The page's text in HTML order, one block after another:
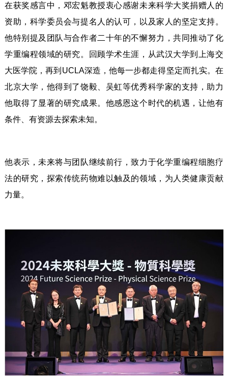
在获奖感言中，邓宏魁教授衷心感谢未来科学大奖捐赠人的
资助，科学委员会与提名人的认可，以及家人的坚定支持。
他特别提及团队与合作者二十年的不懈努力，共同推动了化
学重编程领域的研究。回顾学术生涯，从武汉大学到上海交
大医学院，再到UCLA深造，他每一步都走得坚定而扎实。在
北京大学，他得到了饶毅、吴虹等优秀科学家的支持，助力
他取得了显著的研究成果。他感恩这个时代的机遇，让他有
条件、有资源去探索未知。
他表示，未来将与团队继续前行，致力于化学重编程细胞疗
法的研究，探索传统药物难以触及的领域，为人类健康贡献
力量。